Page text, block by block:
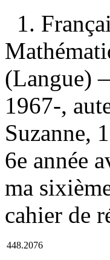
1.
(Langue)
1967-,
Suzanne,
6e année
ma
cahier de
448.2076